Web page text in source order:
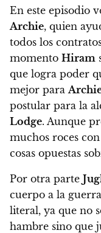
En este episodio
Archie, quien
todos los
momento Hiram
que logra poder
mejor para
postular para la
Lodge. Aunque
muchos roces
cosas opuestas
Por otra parte
cuerpo a la
literal, ya que no
hambre sino que